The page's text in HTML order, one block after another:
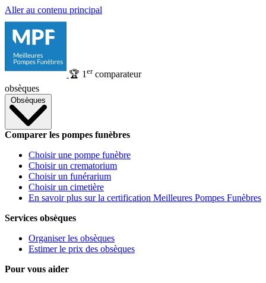
Aller au contenu principal
🏆 1 ercomparateur
obsèques
Obsèques
Comparer les pompes funèbres
Choisir une pompe funèbre
Choisir un crematorium
Choisir un funérarium
Choisir un cimetière
En savoir plus sur la certification Meilleures Pompes Funèbres
Services obsèques
Organiser les obsèques
Estimer le prix des obsèques
Pour vous aider